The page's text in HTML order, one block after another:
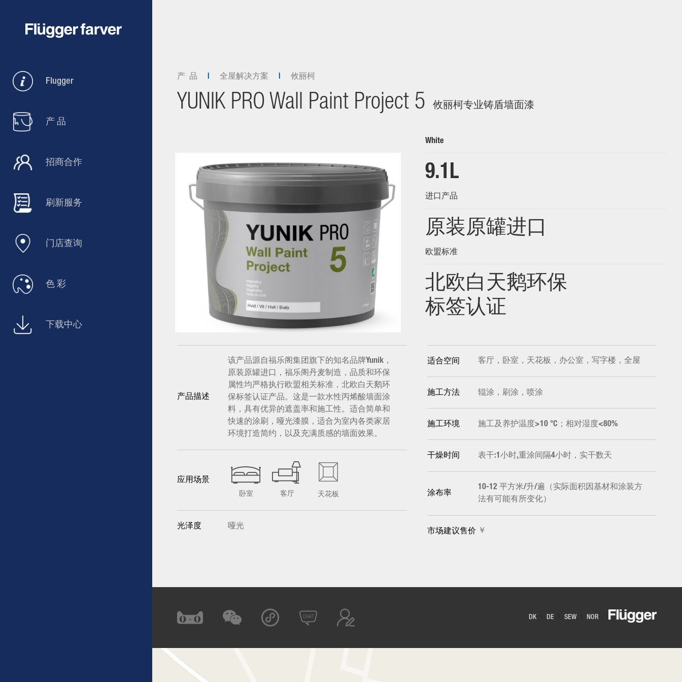
Flugger
产 品
招商合作
刷新服务
门店查询
色 彩
下载中心
产 品 全屋解决方案 攸丽柯
YUNIK PRO Wall Paint Project 5 攸丽柯专业铸盾墙面漆
White
9.1L
进口产品
原装原罐进口
欧盟标准
北欧白天鹅环保
标签认证
产品描述
该产品源自福乐阁集团旗下的知名品牌Yunik，
原装原罐进口，福乐阁丹麦制造，品质和环保
属性均严格执行欧盟相关标准，北欧白天鹅环
保标签认证产品。这是一款水性丙烯酸墙面涂
料，具有优异的遮盖率和施工性。适合简单和
快速的涂刷，哑光漆膜，适合为室内各类家居
环境打造简约，以及充满质感的墙面效果。
应用场景
卧室 客厅 天花板
光泽度 哑光
适合空间 客厅，卧室，天花板，办公室，写字楼，全屋
施工方法 辊涂，刷涂，喷涂
施工环境 施工及养护温度>10 °C；相对湿度<80%
干燥时间 表干:1小时,重涂间隔4小时，实干数天
涂布率
10-12 平方米/升/遍（实际面积因基材和涂装方
法有可能有所变化）
市场建议售价 ￥
DK DE SEW NOR